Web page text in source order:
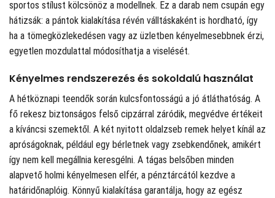
sportos stílust kölcsönöz a modellnek. Ez a darab nem csupán egy
hátizsák: a pántok kialakítása révén válltáskaként is hordható, így
ha a tömegközlekedésen vagy az üzletben kényelmesebbnek érzi,
egyetlen mozdulattal módosíthatja a viselését.
Kényelmes rendszerezés és sokoldalú használat
A hétköznapi teendők során kulcsfontosságú a jó átláthatóság. A
fő rekesz biztonságos felső cipzárral záródik, megvédve értékeit
a kíváncsi szemektől. A két nyitott oldalzseb remek helyet kínál az
apróságoknak, például egy bérletnek vagy zsebkendőnek, amikért
így nem kell megállnia keresgélni. A tágas belsőben minden
alapvető holmi kényelmesen elfér, a pénztárcától kezdve a
határidőnaplóig. Könnyű kialakítása garantálja, hogy az egész